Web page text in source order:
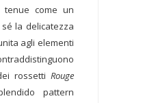
tenue come un
la delicatezza
agli elementi
rossetti Rouge
pattern